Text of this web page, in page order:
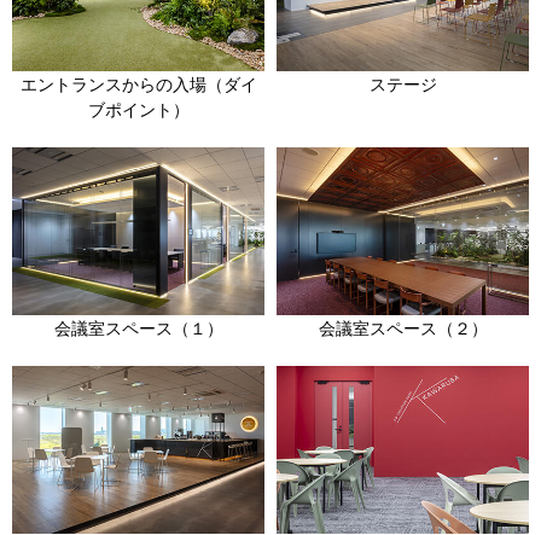
エントランスからの入場（ダイ
ブポイント）
ステージ
会議室スペース（１） 会議室スペース（２）